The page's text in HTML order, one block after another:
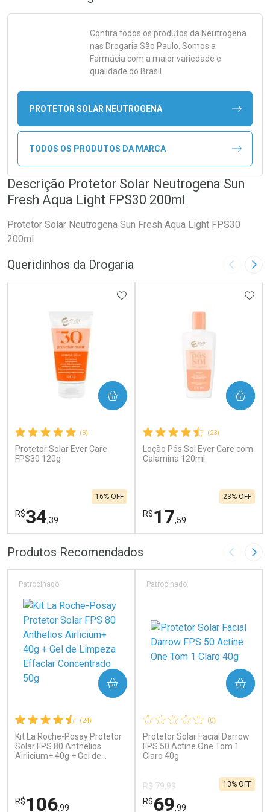
Confira todos os produtos da Neutrogena
nas Drogaria São Paulo. Somos a
Farmácia com a maior variedade e
qualidade do Brasil.
PROTETOR SOLAR NEUTROGENA
TODOS OS PRODUTOS DA MARCA
Descrição Protetor Solar Neutrogena Sun
Fresh Aqua Light FPS30 200ml
Protetor Solar Neutrogena Sun Fresh Aqua Light FPS30
200ml
Queridinhos da Drogaria Imagem
(3)
Protetor Solar Ever Care
FPS30 120g
R$34,39
16% OFF
ADICIONAR AOS FAVORITOS
COMPRAR
FECHAR
Laboratório
Ativar Desconto
FECHAR
Por Menos
Comprar sem Desconto
(23)
Loção Pós Sol Ever Care com
Calamina 120ml
R$17,59
23% OFF
COMPRAR
Laboratório
Ativar Desconto
Por R$ 17,59/cada
Por Menos
Comprar sem Desconto
Produtos Recomendados Imagem
(24)
Kit La Roche-Posay Protetor
Solar FPS 80 Anthelios
Airlicium+ 40g + Gel de
Patrocinado
R$106,99
COMPRAR
(0)
Protetor Solar Facial Darrow
FPS 50 Actine One Tom 1
Claro 40g
Patrocinado
R$ 79,99
R$69,99
13% OFF
COMPRAR